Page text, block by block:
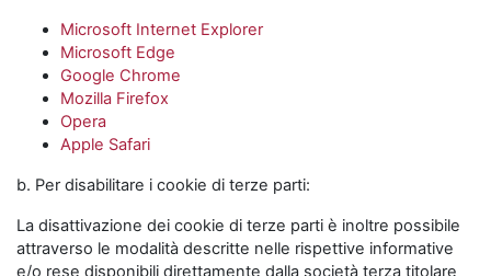
Microsoft Internet Explorer
Microsoft Edge
Google Chrome
Mozilla Firefox
Opera
Apple Safari
b. Per disabilitare i cookie di terze parti:
La disattivazione dei cookie di terze parti è inoltre possibile
attraverso le modalità descritte nelle rispettive informative
e/o rese disponibili direttamente dalla società terza titolare